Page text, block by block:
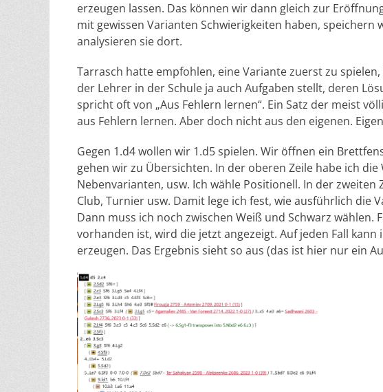
erzeugen lassen. Das können wir dann gleich zur
mit gewissen Varianten Schwierigkeiten haben,
analysieren sie dort.
Tarrasch hatte empfohlen, eine Variante zuerst zu
der Lehrer in der Schule ja auch Aufgaben stellt, deren
spricht oft von „Aus Fehlern lernen“. Ein Satz der meist
aus Fehlern lernen. Aber doch nicht aus den eigenen.
Gegen 1.d4 wollen wir 1.d5 spielen. Wir öffnen ein
gehen wir zu Übersichten. In der oberen Zeile habe ich
Nebenvarianten, usw. Ich wähle Positionell. In der zweiten
Club, Turnier usw. Damit lege ich fest, wie ausführlich die
Dann muss ich noch zwischen Weiß und Schwarz wählen.
vorhanden ist, wird die jetzt angezeigt. Auf jeden Fall
erzeugen. Das Ergebnis sieht so aus (das ist hier nur ein